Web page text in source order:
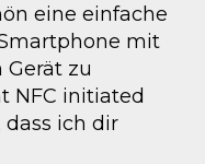
eine einfache
mit
zu
NFC initiated
ich dir